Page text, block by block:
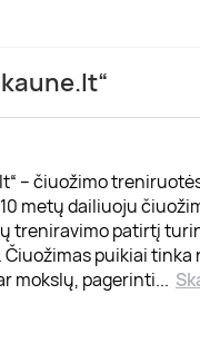
– čiuožimo
metų dailiuoju
treniravimo patirtį
puikiai
mokslų, pagerinti...